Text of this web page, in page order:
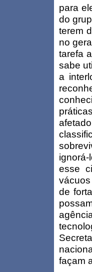
para
do
terem
no
tarefa
sabe
a
esse
de
façam